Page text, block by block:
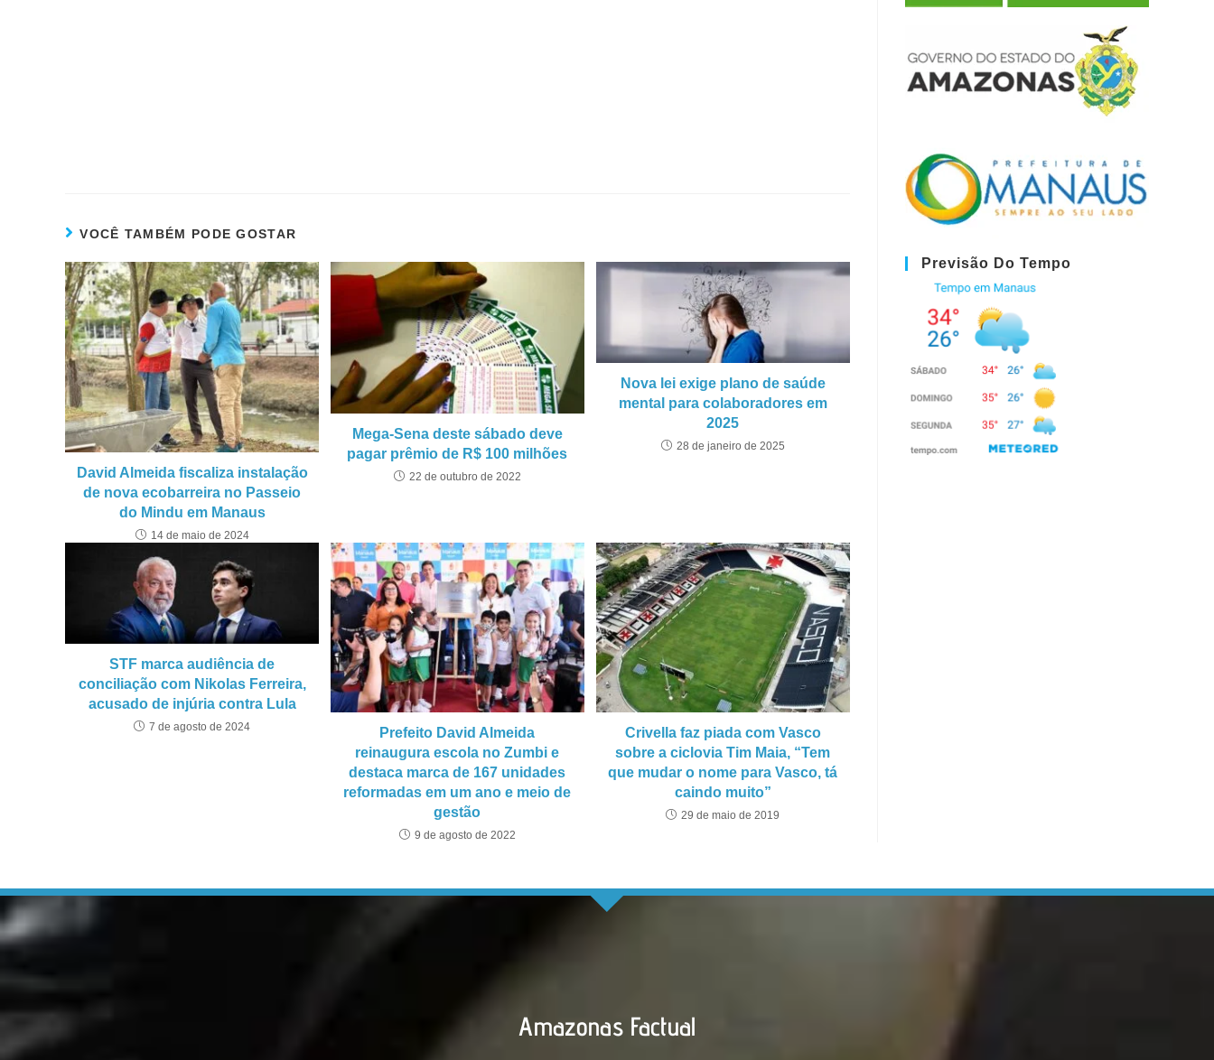
VOCÊ TAMBÉM PODE GOSTAR
David Almeida fiscaliza instalação
de nova ecobarreira no Passeio
do Mindu em Manaus
14 de maio de 2024
Mega-Sena deste sábado deve
pagar prêmio de R$ 100 milhões
22 de outubro de 2022
Nova lei exige plano de saúde
mental para colaboradores em
2025
28 de janeiro de 2025
STF marca audiência de
conciliação com Nikolas Ferreira,
acusado de injúria contra Lula
7 de agosto de 2024
Prefeito David Almeida
reinaugura escola no Zumbi e
destaca marca de 167 unidades
reformadas em um ano e meio de
gestão
9 de agosto de 2022
Crivella faz piada com Vasco
sobre a ciclovia Tim Maia, “Tem
que mudar o nome para Vasco, tá
caindo muito”
29 de maio de 2019
Previsão Do Tempo
Amazonas Factual